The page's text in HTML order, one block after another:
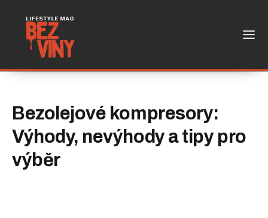
Bezolejové kompresory:
Výhody, nevýhody a tipy pro
výběr